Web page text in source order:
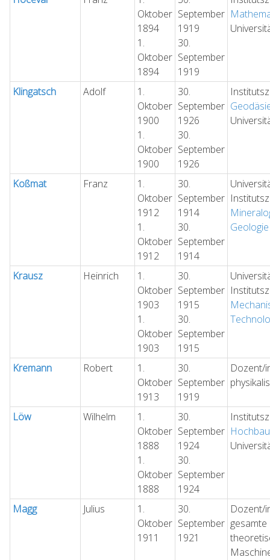
Oktober
1894
1.
Oktober
1894
September
1919
30.
September
1919
Klingatsch Adolf
1.
Oktober
1900
1.
Oktober
1900
30.
September
1926
30.
September
1926
Koßmat Franz
1.
Oktober
1912
1.
Oktober
1912
30.
September
1914
30.
September
1914
Geologie
Krausz Heinrich
1.
Oktober
1903
1.
Oktober
1903
30.
September
1915
30.
September
1915
Kremann Robert
1.
Oktober
1913
30.
September
1919
Dozent/
Löw Wilhelm
1.
Oktober
1888
1.
Oktober
1888
30.
September
1924
30.
September
1924
Magg Julius
1.
Oktober
1911
30.
September
1921
Dozent/